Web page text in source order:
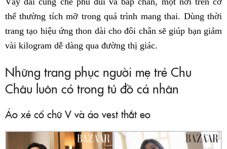
thể thường tích mỡ trong quá trình mang thai. Dùng thời
trang tạo hiệu ứng thon dài cho đôi chân sẽ giúp bạn giảm
vài kilogram dễ dàng qua đường thị giác.
Những trang phục người mẹ trẻ Chu
Châu luôn có trong tủ đồ cá nhân
Áo xẻ cổ chữ V và áo vest thắt eo